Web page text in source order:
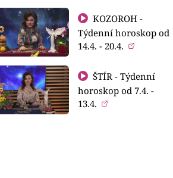
KOZOROH -
Týdenní horoskop od
14.4. - 20.4.
ŠTÍR - Týdenní
horoskop od 7.4. -
13.4.